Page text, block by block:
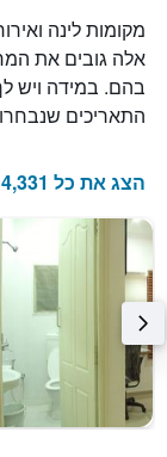
אלה גובים את
בהם. במידה ויש
התאריכים
הצג את כל 4,331 המלונות